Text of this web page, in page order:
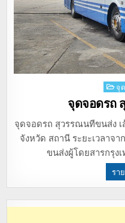
in
จุ
จุดจอดรถ
จุดจอดรถ สุวรรณนทีขนส่ง เ
จังหวัด สถานี ระยะเวลาจ
ขนส่งผู้โดยสารกรุง
รา